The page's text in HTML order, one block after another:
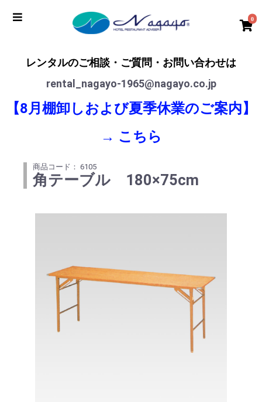
0
レンタルのご相談・ご質問・お問い合わせは
rental_nagayo-1965@nagayo.co.jp
【8月棚卸しおよび夏季休業のご案内】
→ こちら
商品コード： 6105
角テーブル 180×75cm